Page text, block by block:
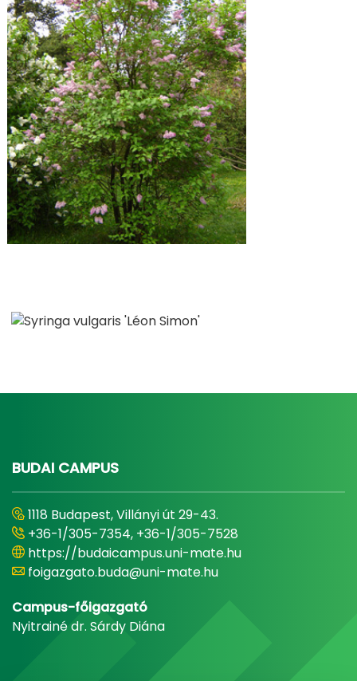
BUDAI CAMPUS
1118 Budapest, Villányi út 29-43.
+36-1/305-7354, +36-1/305-7528
https://budaicampus.uni-mate.hu
foigazgato.buda@uni-mate.hu
Campus-főigazgató
Nyitrainé dr. Sárdy Diána